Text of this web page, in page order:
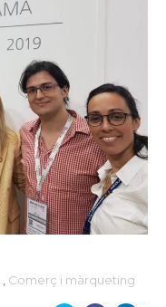
Comerç i màrqueting